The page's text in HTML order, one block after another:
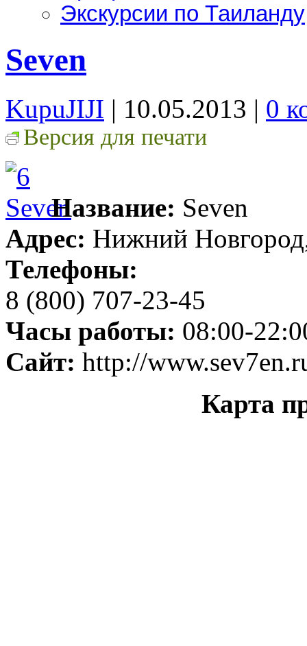
Экскурсии по Таиланду
Seven
KupuJIJI | 10.05.2013 | 0
Версия для печати
Название: Seven
Адрес: Нижний
Телефоны:
8 (800) 707-23-45
Часы работы: 08:00-
Сайт: http://
Карта